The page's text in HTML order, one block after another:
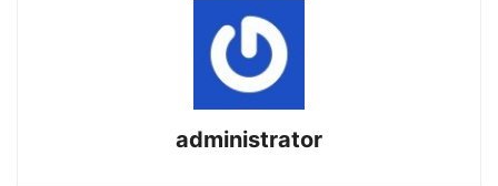
administrator